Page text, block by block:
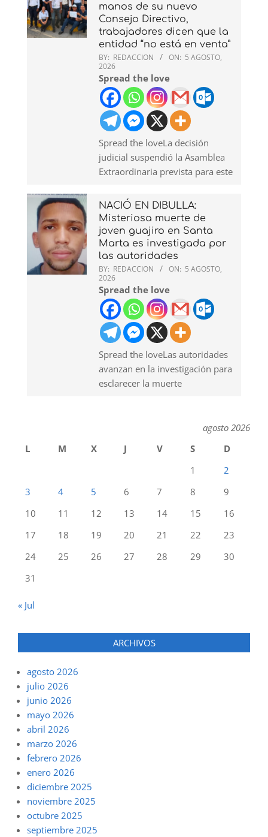
manos de su nuevo
Consejo Directivo,
trabajadores dicen que la
entidad “no está en venta”
BY: REDACCION ON: 5 AGOSTO,
2026
Spread the love
Spread the loveLa decisión
judicial suspendió la Asamblea
Extraordinaria prevista para este
NACIÓ EN DIBULLA:
Misteriosa muerte de
joven guajiro en Santa
Marta es investigada por
las autoridades
BY: REDACCION ON: 5 AGOSTO,
2026
Spread the love
Spread the loveLas autoridades
avanzan en la investigación para
esclarecer la muerte
agosto 2026
L
M X J V S
D
1
2
3
4 5 6 7 8
9
10
11 12 13 14 15
16
17
18 19 20 21 22
23
24
25 26 27 28 29
30
31
« Jul
ARCHIVOS
agosto 2026
julio 2026
junio 2026
mayo 2026
abril 2026
marzo 2026
febrero 2026
enero 2026
diciembre 2025
noviembre 2025
octubre 2025
septiembre 2025